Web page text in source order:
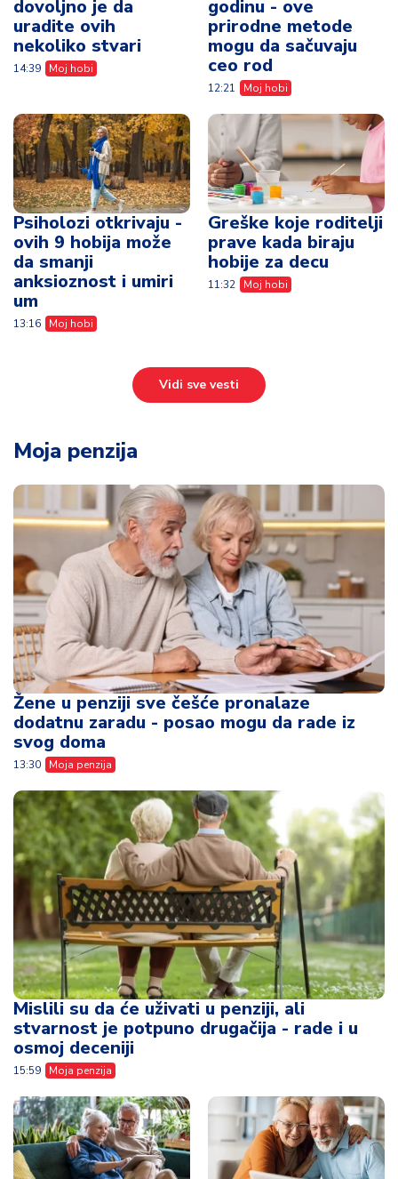
dovoljno je da
uradite ovih
nekoliko stvari
14:39 Moj hobi
godinu - ove
prirodne metode
mogu da sačuvaju
ceo rod
12:21 Moj hobi
Psiholozi otkrivaju -
ovih 9 hobija može
da smanji
anksioznost i umiri
um
13:16 Moj hobi
Greške koje roditelji
prave kada biraju
hobije za decu
11:32 Moj hobi
Vidi sve vesti
Moja penzija
Žene u penziji sve češće pronalaze
dodatnu zaradu - posao mogu da rade iz
svog doma
13:30 Moja penzija
Mislili su da će uživati u penziji, ali
stvarnost je potpuno drugačija - rade i u
osmoj deceniji
15:59 Moja penzija